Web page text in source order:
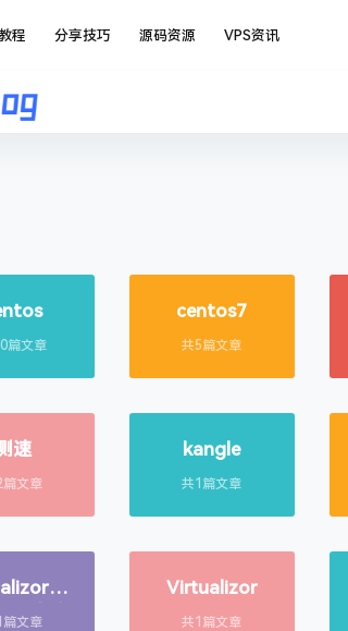
程 分享技巧 源码资源 VPS资讯
篇文章
centos7
共5篇文章
速
篇文章
kangle
共1篇文章
开
小鸡
篇文章
Virtualizor
共1篇文章